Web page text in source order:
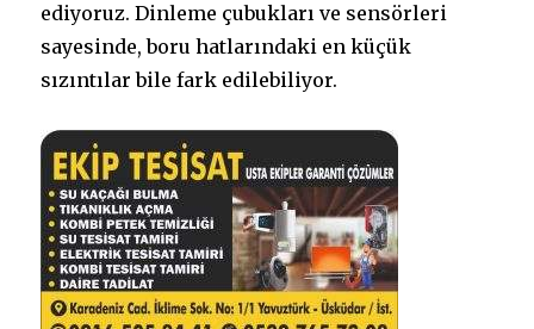
ediyoruz. Dinleme çubukları ve sensörleri
sayesinde, boru hatlarındaki en küçük
sızıntılar bile fark edilebiliyor.